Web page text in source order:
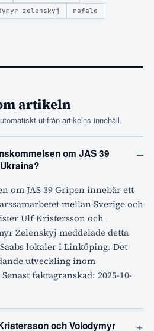
zelenskyj rafale
artikeln
utifrån artikelns innehåll.
om JAS 39
–
om JAS 39 Gripen innebär ett
mellan Sverige och
Ulf Kristersson och
Zelenskyj meddelade detta
lokaler i Linköping. Det
utveckling inom
faktagranskad: 2025-10-
och Volodymyr +